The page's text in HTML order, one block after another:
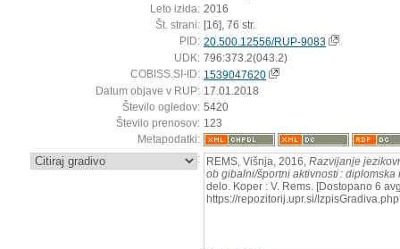
Leto izida: 2016
Št. strani: [16], 76 str.
PID: 20.500.12556/RUP-9083
UDK: 796:373.2(043.2)
COBISS.SI-ID: 1539047620
Datum objave v RUP: 17.01.2018
Število ogledov: 5420
Število prenosov: 123
Metapodatki:
: REMS, Višnja, 2016, Razvijanje
ob gibalni/športni aktivnosti : diplomska
delo. Koper : V. Rems. [Dostopano 6
https://repozitorij.upr.si/